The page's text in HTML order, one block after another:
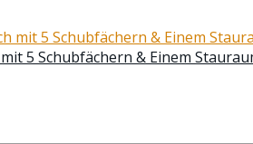
5 Schubfächern & Einem